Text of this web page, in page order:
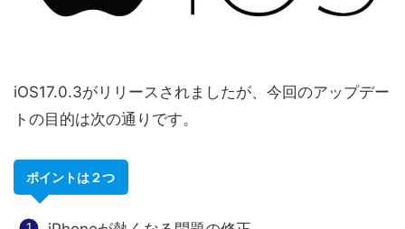
iOS17.0.3がリリースされましたが、今回のアップデー
トの目的は次の通りです。
ポイントは２つ